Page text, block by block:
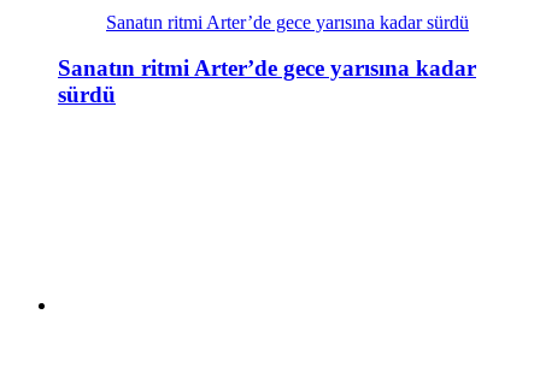
Sanatın ritmi Arter’de gece yarısına kadar sürdü
Sanatın ritmi Arter’de gece yarısına kadar
sürdü